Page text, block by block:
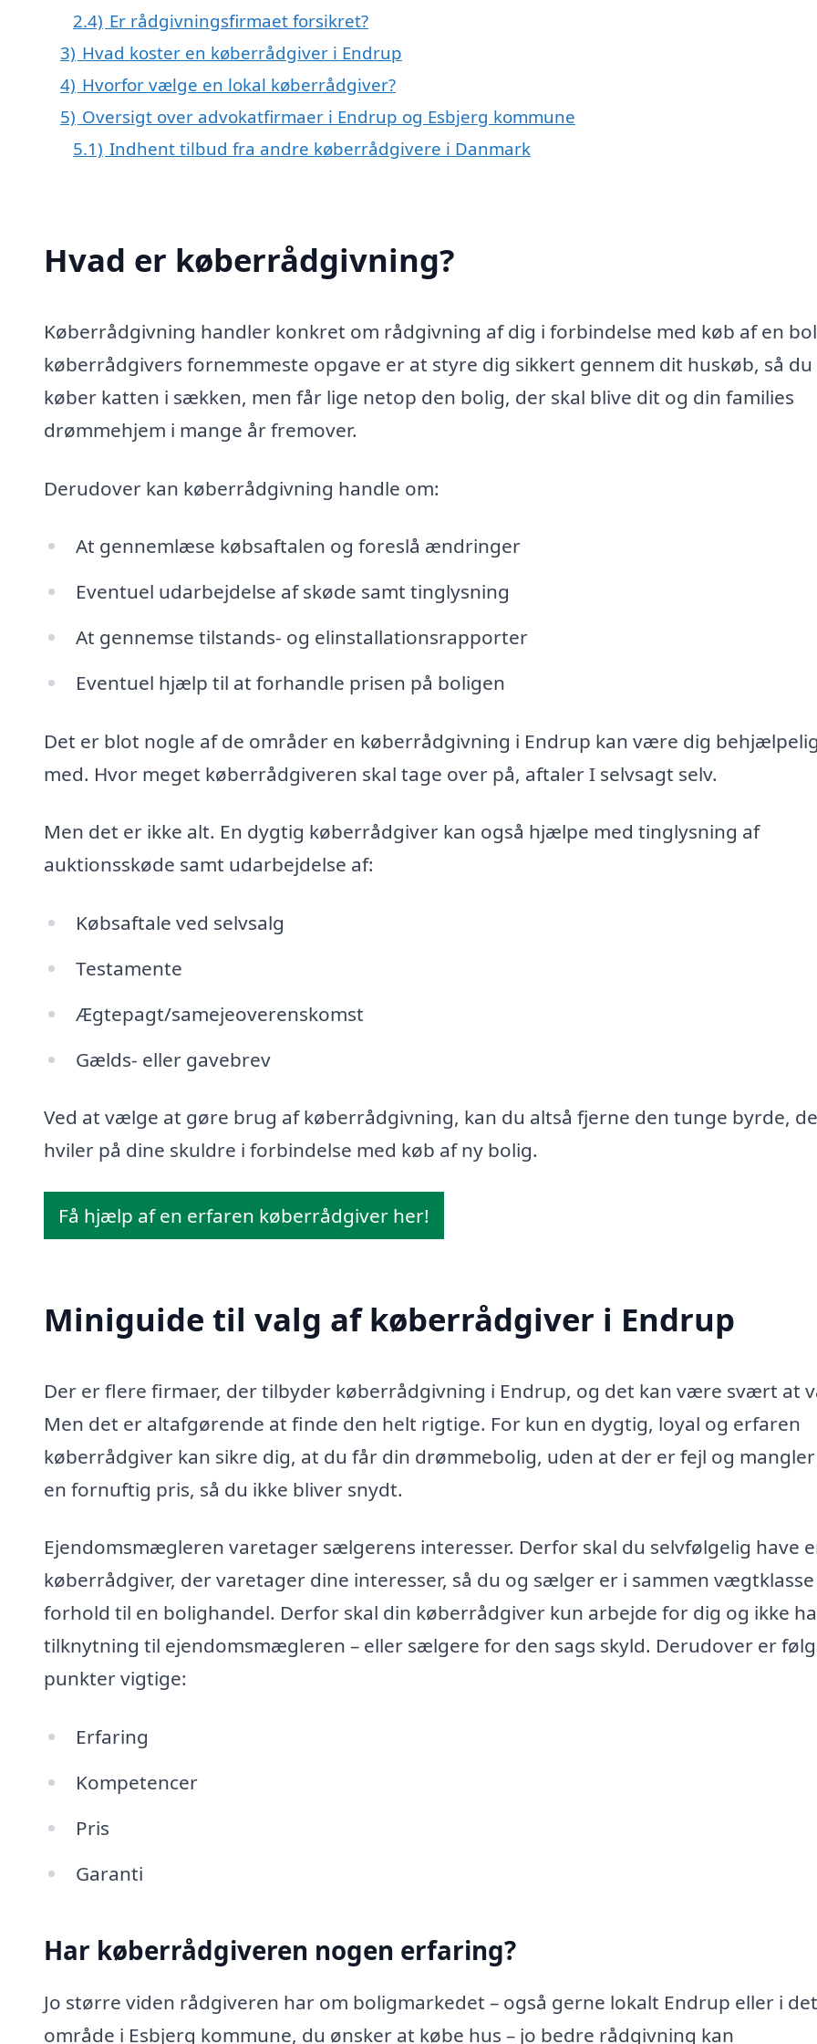
2.4) Er rådgivningsfirmaet forsikret?
3) Hvad koster en køberrådgiver i Endrup
4) Hvorfor vælge en lokal køberrådgiver?
5) Oversigt over advokatfirmaer i Endrup og Esbjerg kommune
5.1) Indhent tilbud fra andre køberrådgivere i Danmark
Hvad er køberrådgivning?
Køberrådgivning handler konkret om rådgivning af dig i forbindelse med køb af en
køberrådgivers fornemmeste opgave er at styre dig sikkert gennem dit huskøb, så du
køber katten i sækken, men får lige netop den bolig, der skal blive dit og din families
drømmehjem i mange år fremover.
Derudover kan køberrådgivning handle om:
At gennemlæse købsaftalen og foreslå ændringer
Eventuel udarbejdelse af skøde samt tinglysning
At gennemse tilstands- og elinstallationsrapporter
Eventuel hjælp til at forhandle prisen på boligen
Det er blot nogle af de områder en køberrådgivning i Endrup kan være dig
med. Hvor meget køberrådgiveren skal tage over på, aftaler I selvsagt selv.
Men det er ikke alt. En dygtig køberrådgiver kan også hjælpe med tinglysning af
auktionsskøde samt udarbejdelse af:
Købsaftale ved selvsalg
Testamente
Ægtepagt/samejeoverenskomst
Gælds- eller gavebrev
Ved at vælge at gøre brug af køberrådgivning, kan du altså fjerne den tunge byrde,
hviler på dine skuldre i forbindelse med køb af ny bolig.
Få hjælp af en erfaren køberrådgiver her!
Miniguide til valg af køberrådgiver i Endrup
Der er flere firmaer, der tilbyder køberrådgivning i Endrup, og det kan være svært at
Men det er altafgørende at finde den helt rigtige. For kun en dygtig, loyal og erfaren
køberrådgiver kan sikre dig, at du får din drømmebolig, uden at der er fejl og
en fornuftig pris, så du ikke bliver snydt.
Ejendomsmægleren varetager sælgerens interesser. Derfor skal du selvfølgelig have
køberrådgiver, der varetager dine interesser, så du og sælger er i sammen
forhold til en bolighandel. Derfor skal din køberrådgiver kun arbejde for dig og ikke
tilknytning til ejendomsmægleren – eller sælgere for den sags skyld. Derudover er
punkter vigtige:
Erfaring
Kompetencer
Pris
Garanti
Har køberrådgiveren nogen erfaring?
Jo større viden rådgiveren har om boligmarkedet – også gerne lokalt Endrup eller i det
område i Esbjerg kommune, du ønsker at købe hus – jo bedre rådgivning kan